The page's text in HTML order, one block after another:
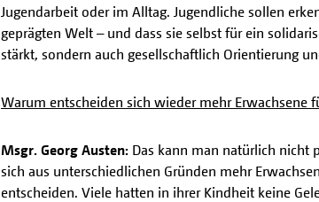
Jugendarbeit oder im Alltag. Jugendliche sollen
geprägten Welt – und dass sie selbst für ein
stärkt, sondern auch gesellschaftlich Orientierung
Warum entscheiden sich wieder mehr Erwachsene
Msgr. Georg Austen: Das kann man natürlich nicht
sich aus unterschiedlichen Gründen mehr
entscheiden. Viele hatten in ihrer Kindheit keine